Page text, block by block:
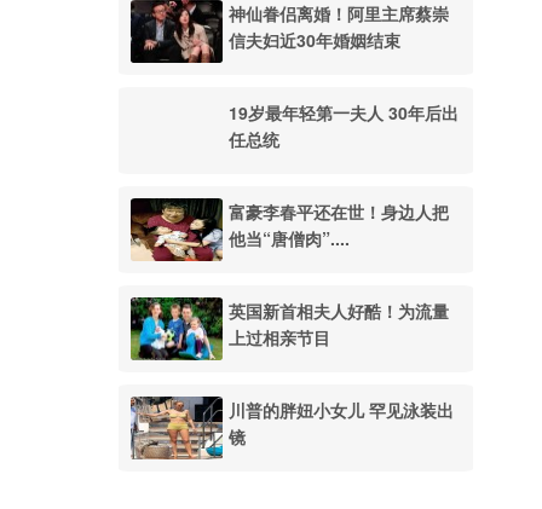
神仙眷侣离婚！阿里主席蔡崇
信夫妇近30年婚姻结束
19岁最年轻第一夫人 30年后出
任总统
富豪李春平还在世！身边人把
他当“唐僧肉”....
英国新首相夫人好酷！为流量
上过相亲节目
川普的胖妞小女儿 罕见泳装出
镜